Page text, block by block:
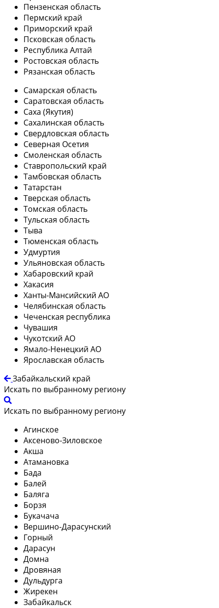
Пензенская область
Пермский край
Приморский край
Псковская область
Республика Алтай
Ростовская область
Рязанская область
Самарская область
Саратовская область
Саха (Якутия)
Сахалинская область
Свердловская область
Северная Осетия
Смоленская область
Ставропольский край
Тамбовская область
Татарстан
Тверская область
Томская область
Тульская область
Тыва
Тюменская область
Удмуртия
Ульяновская область
Хабаровский край
Хакасия
Ханты-Мансийский АО
Челябинская область
Чеченская республика
Чувашия
Чукотский АО
Ямало-Ненецкий АО
Ярославская область
Забайкальский край
Искать по выбранному региону
Искать по выбранному региону
Агинское
Аксеново-Зиловское
Акша
Атамановка
Бада
Балей
Баляга
Борзя
Букачача
Вершино-Дарасунский
Горный
Дарасун
Домна
Дровяная
Дульдурга
Жирекен
Забайкальск